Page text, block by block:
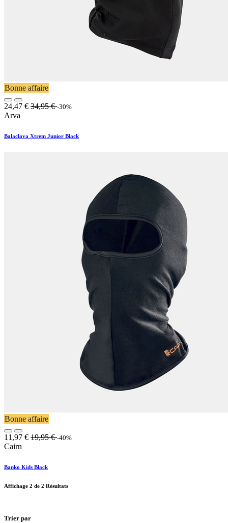
Bonne affaire
24,47 € 34,95€ -30%
Arva
Balaclava Xtrem Junior Black
Bonne affaire
11,97 € 19,95€ -40%
Cairn
Banko Kids Black
Affichage 2 de 2 Résultats
Trier par